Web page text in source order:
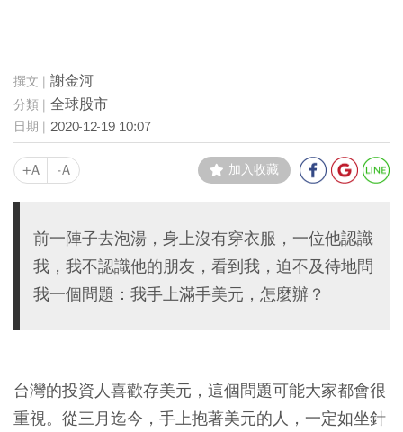
謝金河
全球股市
2020-12-19 10:07
+A -A 加入收藏
前一陣子去泡湯，身上沒有穿衣服，一位他認識
我，我不認識他的朋友，看到我，迫不及待地問
我一個問題：我手上滿手美元，怎麼辦？
台灣的投資人喜歡存美元，這個問題可能大家都會很
重視。從三月迄今，手上抱著美元的人，一定如坐針